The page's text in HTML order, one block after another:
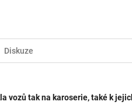
Diskuze
vozů tak na karoserie, také k